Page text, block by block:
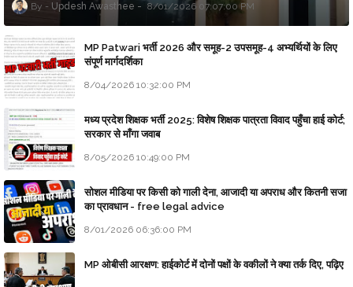
Updesh Awasthee 8/01/2026 07:07:00 PM
MP Patwari भर्ती 2026 और समूह-2 उपसमूह-4 अभ्यर्थियों के लिए
संपूर्ण मार्गदर्शिका
8/04/2026 10:32:00 PM
मध्य प्रदेश शिक्षक भर्ती 2025: विशेष शिक्षक पात्रता विवाद पहुँचा हाई कोर्ट;
सरकार से माँगा जवाब
8/05/2026 10:49:00 PM
सोशल मीडिया पर किसी को गाली देना, आजादी या अपराध और कितनी सजा
का प्रावधान - free legal advice
8/01/2026 06:36:00 PM
MP ओबीसी आरक्षण: हाईकोर्ट में दोनों पक्षों के वकीलों ने क्या तर्क दिए, पढ़िए